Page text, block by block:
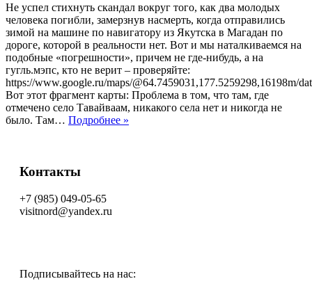
Не успел стихнуть скандал вокруг того, как два молодых
человека погибли, замерзнув насмерть, когда отправились
зимой на машине по навигатору из Якутска в Магадан по
дороге, которой в реальности нет. Вот и мы наталкиваемся на
подобные «погрешности», причем не где-нибудь, а на
гугль.мэпс, кто не верит – проверяйте:
https://www.google.ru/maps/@64.7459031,177.5259298,16198m/
Вот этот фрагмент карты: Проблема в том, что там, где
отмечено село Тавайваам, никакого села нет и никогда не
было. Там… Подробнее »
Контакты
+7 (985) 049-05-65
visitnord@yandex.ru
Подписывайтесь на нас: